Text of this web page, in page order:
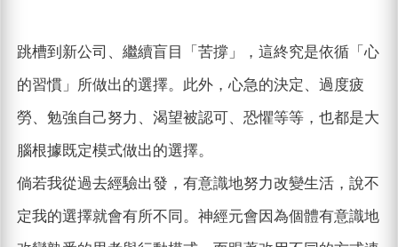
跳槽到新公司、繼續盲目「苦撐」，這終究是依循「心
的習慣」所做出的選擇。此外，心急的決定、過度疲
勞、勉強自己努力、渴望被認可、恐懼等等，也都是大
腦根據既定模式做出的選擇。
倘若我從過去經驗出發，有意識地努力改變生活，說不
定我的選擇就會有所不同。神經元會因為個體有意識地